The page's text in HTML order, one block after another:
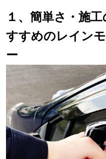
１、簡単さ・施
すすめのレイン
ー